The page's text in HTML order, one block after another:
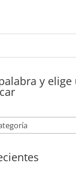
y elige